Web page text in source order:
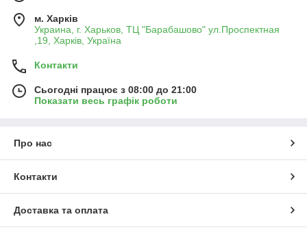
м. Харків
Украина, г. Харьков, ТЦ "Барабашово" ул.Проспектная
,19, Харків, Україна
Контакти
Сьогодні працює з 08:00 до 21:00
Показати весь графік роботи
Про нас
Контакти
Доставка та оплата